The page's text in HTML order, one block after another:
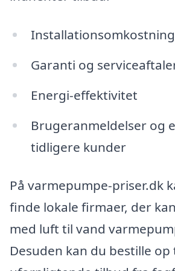
Garanti og
Energi-effektivitet
Brugeranmeldelser og
tidligere kunder
På varmepumpe-priser.dk
finde lokale firmaer, der
med luft til vand
Desuden kan du bestille